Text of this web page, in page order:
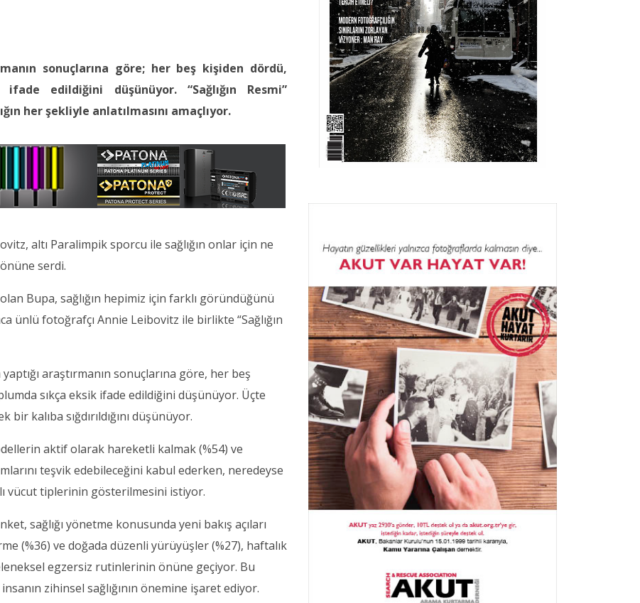
sonuçlarına göre; her beş kişiden dördü,
edildiğini düşünüyor. “Sağlığın Resmi”
her şekliyle anlatılmasını amaçlıyor.
altı Paralimpik sporcu ile sağlığın onlar için ne
serdi.
Bupa, sağlığın hepimiz için farklı göründüğünü
ünlü fotoğrafçı Annie Leibovitz ile birlikte “Sağlığın
araştırmanın sonuçlarına göre, her beş
sıkça eksik ifade edildiğini düşünüyor. Üçte
kalıba sığdırıldığını düşünüyor.
aktif olarak hareketli kalmak (%54) ve
teşvik edebileceğini kabul ederken, neredeyse
vücut tiplerinin gösterilmesini istiyor.
sağlığı yönetme konusunda yeni bakış açıları
(%36) ve doğada düzenli yürüyüşler (%27), haftalık
egzersiz rutinlerinin önüne geçiyor. Bu
zihinsel sağlığının önemine işaret ediyor.